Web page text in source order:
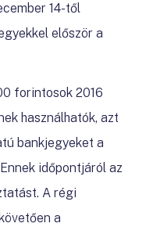
14-től
először a
forintosok 2016
használhatók, azt
bankjegyeket a
időpontjáról az
A régi
a